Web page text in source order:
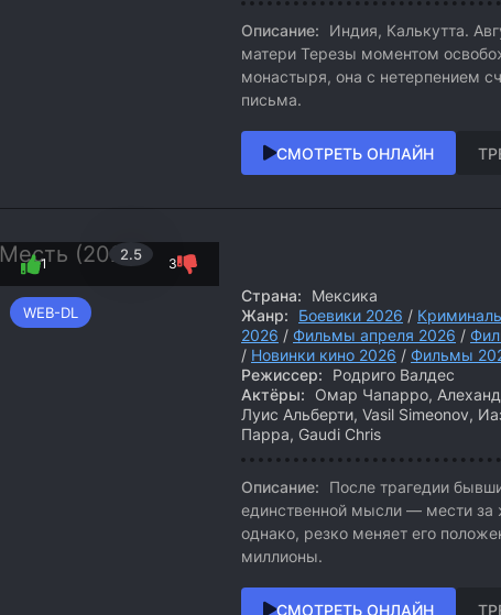
Описание:
Индия, Калькутта.
матери Терезы моментом
монастыря, она с нетерпением
письма.
СМОТРЕТЬ ОНЛАЙН
Месть (2026)
WEB-DL
2.5
1 3
Страна:
Мексика
Жанр:
Боевики 2026 /
2026 / Фильмы апреля 2026 /
/ Новинки кино 2026 / Фильмы
Режиссер:
Родриго Валдес
Актёры:
Омар Чапарро,
Луис Альберти, Vasil Simeonov,
Парра, Gaudi Chris
Описание:
После трагедии
единственной мысли — мести за
однако, резко меняет его
миллионы.
СМОТРЕТЬ ОНЛАЙН